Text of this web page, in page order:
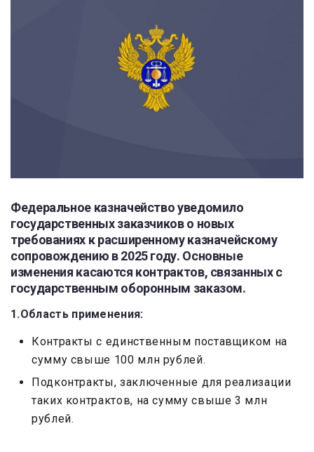
Федеральное казначейство уведомило
государственных заказчиков о новых
требованиях к расширенному казначейскому
сопровождению в 2025 году. Основные
изменения касаются контрактов, связанных с
государственным оборонным заказом.
1.Область применения:
Контракты с единственным поставщиком на
сумму свыше 100 млн рублей.
Подконтракты, заключенные для реализации
таких контрактов, на сумму свыше 3 млн
рублей.